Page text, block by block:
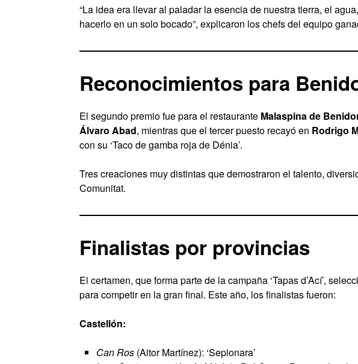
“La idea era llevar al paladar la esencia de nuestra tierra, el
hacerlo en un solo bocado”, explicaron los chefs del equipo
Reconocimientos para
El segundo premio fue para el restaurante Malaspina de
Álvaro Abad, mientras que el tercer puesto recayó en Rodrigo
con su ‘Taco de gamba roja de Dénia’.
Tres creaciones muy distintas que demostraron el talento,
Comunitat.
Finalistas por provincias
El certamen, que forma parte de la campaña ‘Tapas d’Ací’,
para competir en la gran final. Este año, los finalistas fueron:
Castellón:
Can Ros (Aitor Martínez): ‘Sepionara’